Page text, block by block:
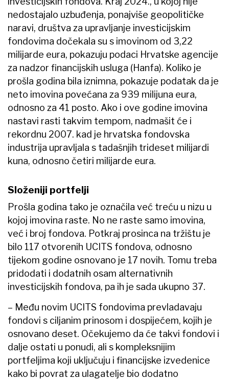
nedostajalo uzbuđenja, ponajviše geopolitičke
naravi, društva za upravljanje investicijskim
fondovima dočekala su s imovinom od 3,22
milijarde eura, pokazuju podaci Hrvatske agencije
za nadzor financijskih usluga (Hanfa). Koliko je
prošla godina bila iznimna, pokazuje podatak da je
neto imovina povećana za 939 milijuna eura,
odnosno za 41 posto. Ako i ove godine imovina
nastavi rasti takvim tempom, nadmašit će i
rekordnu 2007. kad je hrvatska fondovska
industrija upravljala s tadašnjih trideset milijardi
kuna, odnosno četiri milijarde eura.
Složeniji portfelji
Prošla godina tako je označila već treću u nizu u
kojoj imovina raste. No ne raste samo imovina,
već i broj fondova. Potkraj prosinca na tržištu je
bilo 117 otvorenih UCITS fondova, odnosno
tijekom godine osnovano je 17 novih. Tomu treba
pridodati i dodatnih osam alternativnih
investicijskih fondova, pa ih je sada ukupno 37.
– Među novim UCITS fondovima prevladavaju
fondovi s ciljanim prinosom i dospijećem, kojih je
osnovano deset. Očekujemo da će takvi fondovi i
dalje ostati u ponudi, ali s kompleksnijim
portfeljima koji uključuju i financijske izvedenice
kako bi povrat za ulagatelje bio dodatno